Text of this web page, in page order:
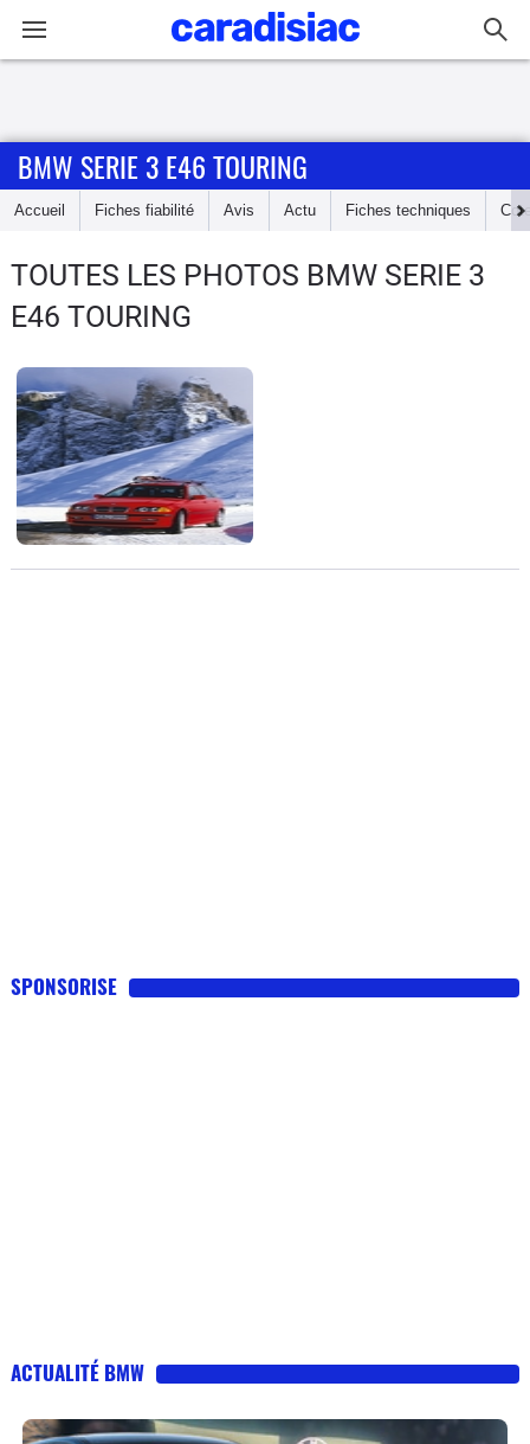
Accueil
Essais
d'achat
Electriques
Utilitaires
BMW SERIE 3 E46 TOURING
Accueil Fiches fiabilité Avis Actu Fiches techniques
TOUTES LES PHOTOS BMW SERIE 3
E46 TOURING
SPONSORISE
ACTUALITÉ BMW